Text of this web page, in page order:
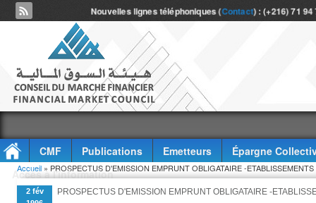
Nouvelles lignes téléphoniques (Contact) : (+216) 71
CMF Publications Emetteurs
Épargne
Accès à l'information
Vous êtes ici
Accueil » PROSPECTUS D'EMISSION EMPRUNT OBLIGATAIRE -
2 fév
PROSPECTUS D'EMISSION EMPRUNT OBLIGATAIRE -